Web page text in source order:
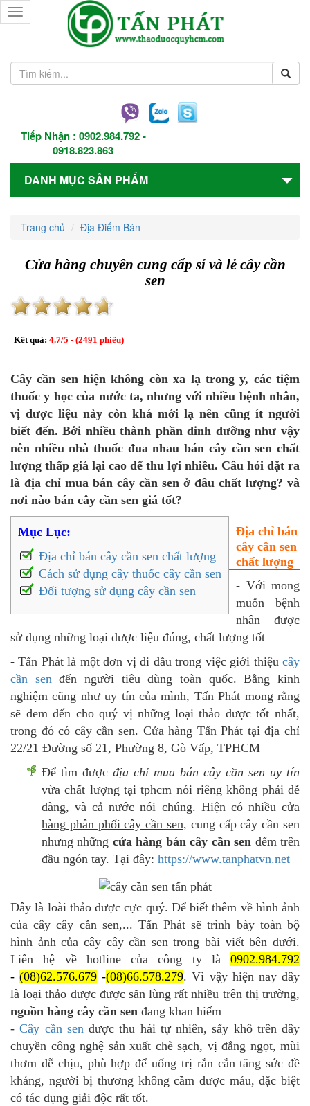
Tiếp Nhận : 0902.984.792-
0918.823.863
Toggle
navigation
DANH MỤC SẢN PHẨM
Trang chủ Địa Điểm Bán
Cửa hàng chuyên cung cấp sỉ và lẻ cây cần
sen
Kết quả: 4.7/5 - (2491 phiếu)
Cây cần sen hiện không còn xa lạ trong y, các tiệm
thuốc y học của nước ta, nhưng với nhiều bệnh nhân,
vị dược liệu này còn khá mới lạ nên cũng ít người
biết đến. Bởi nhiều thành phần dinh dưỡng như vậy
nên nhiều nhà thuốc đua nhau bán cây cần sen chất
lượng thấp giá lại cao để thu lợi nhiều. Câu hỏi đặt ra
là địa chỉ mua bán cây cần sen ở đâu chất lượng? và
nơi nào bán cây cần sen giá tốt?
Mục Lục:
Địa chỉ bán cây cần sen chất lượng
Cách sử dụng cây thuốc cây cần sen
Đối tượng sử dụng cây cần sen
Địa chỉ bán
cây cần sen
chất lượng
- Với mong
muốn bệnh
nhân được
sử dụng những loại dược liệu đúng, chất lượng tốt
-Tấn Phát là một đơn vị đi đầu trong việc giới thiệucây
cần senđến người tiêu dùng toàn quốc. Bằng kinh
nghiệm cũng như uy tín của mình, Tấn Phát mong rằng
sẽ đem đến cho quý vị những loại thảo dược tốt nhất,
trong đó có cây cần sen. Cửa hàng Tấn Phát tại địa chỉ
22/21 Đường số 21, Phường 8, Gò Vấp, TPHCM
Để tìm được địa chỉ mua bán cây cần sen uy tín
vừa chất lượng tại tphcm nói riêng không phải dễ
dàng, và cả nước nói chúng. Hiện có nhiều cửa
hàng phân phối cây cần sen, cung cấp cây cần sen
nhưng những cửa hàng bán cây cần sen đếm trên
đầu ngón tay. Tại đây: https://www.tanphatvn.net
Đây là loài thảo dược cực quý. Để biết thêm về hình ảnh
của cây cây cần sen,... Tấn Phát sẽ trình bày toàn bộ
hình ảnh của cây cây cần sen trong bài viết bên dưới.
Liên hệ về hotline của công ty là 0902.984.792
-(08)62.576.679 -(08)66.578.279. Vì vậy hiện nay đây
là loại thảo dược được săn lùng rất nhiều trên thị trường,
nguồn hàng cây cần sen đang khan hiếm
-Cây cần senđược thu hái tự nhiên, sấy khô trên dây
chuyền công nghệ sản xuất chè sạch, vị đắng ngọt, mùi
thơm dễ chịu, phù hợp để uống trị rắn cắn tăng sức đề
kháng, người bị thương không cầm được máu, đặc biệt
có tác dụng giải độc rất tốt.